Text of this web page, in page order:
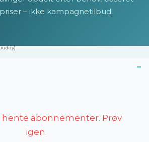
– ikke kampagnetilbud.
–
hente abonnementer. Prøv
igen.